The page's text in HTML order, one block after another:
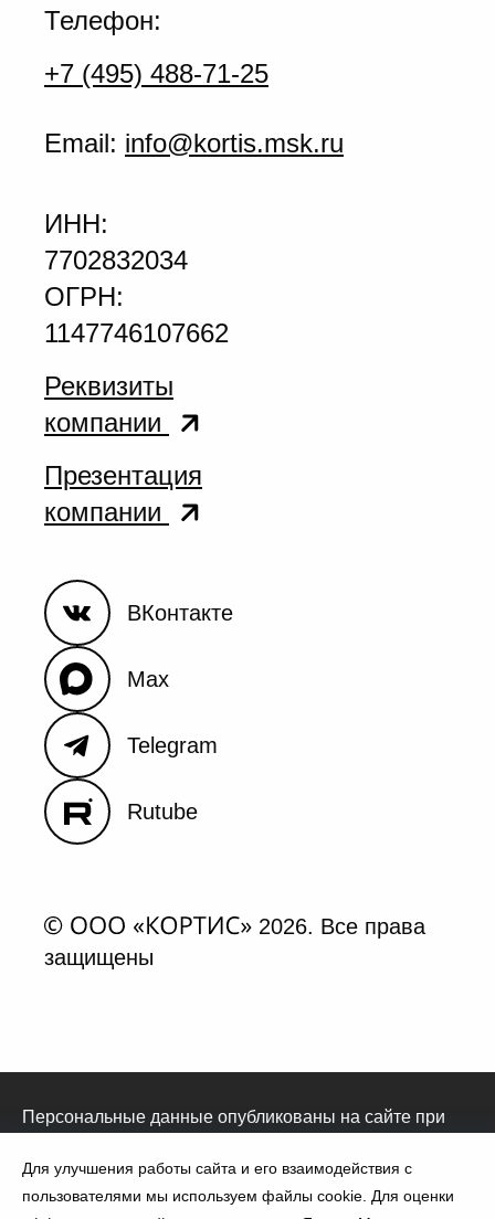
Для улучшения работы сайта и его взаимодействия с
пользователями мы используем файлы cookie. Для оценки
Телефон:
+7 (495) 488-71-25
Email: info@kortis.msk.ru
ИНН:
7702832034
ОГРН:
1147746107662
Реквизиты
компании
Презентация
компании
ВКонтакте
Max
Telegram
Rutube
2026. Все права
защищены
Персональные данные опубликованы на сайте при
ст.6 и ст.10.1 152-ФЗ. Субъектами установлены
запреты на обработку неограниченных кругом лиц
опубликованных персональных данных.